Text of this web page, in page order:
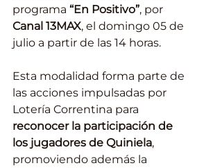
programa “En Positivo”, por
Canal 13MAX, el domingo 05 de
julio a partir de las 14 horas.
Esta modalidad forma parte de
las acciones impulsadas por
Lotería Correntina para
reconocer la participación de
los jugadores de Quiniela,
promoviendo además la